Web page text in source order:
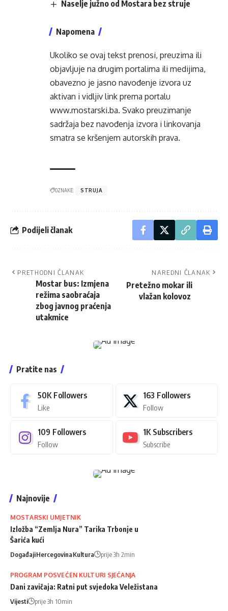
Naselje južno od Mostara bez struje
Napomena
Ukoliko se ovaj tekst prenosi, preuzima ili
objavljuje na drugim portalima ili medijima,
obavezno je jasno navođenje izvora uz
aktivan i vidljiv link prema portalu
www.mostarski.ba. Svako preuzimanje
sadržaja bez navođenja izvora i linkovanja
smatra se kršenjem autorskih prava.
OZNAKE: STRUJA
Podijeli članak
PRETHODNI ČLANAK
Mostar bus: Izmjena
režima saobraćaja
zbog javnog praćenja
utakmice
NAREDNI ČLANAK
Pretežno mokar ili
vlažan kolovoz
Pratite nas
50K Followers
Like
163 Followers
Follow
109 Followers
Follow
1K Subscribers
Subscribe
Najnovije
MOSTARSKI UMJETNIK
Izložba “Zemlja Nura” Tarika Trbonje u
Šarića kući
DogađajiHercegovinaKultura prije 3h 2min
PROGRAM POSVEĆEN KULTURI SJEĆANJA
Dani zavičaja: Ratni put svjedoka Veležistana
Vijesti prije 3h 10min